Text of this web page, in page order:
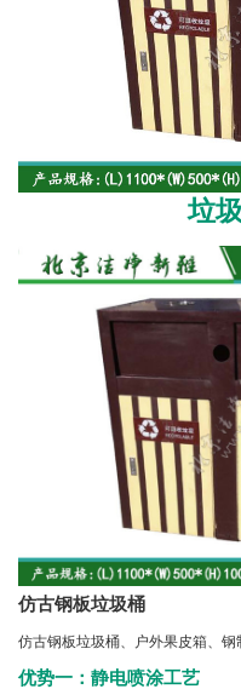
垃
仿古钢板垃圾桶
仿古钢板垃圾桶、户外果皮箱、
优势一：静电喷涂工艺